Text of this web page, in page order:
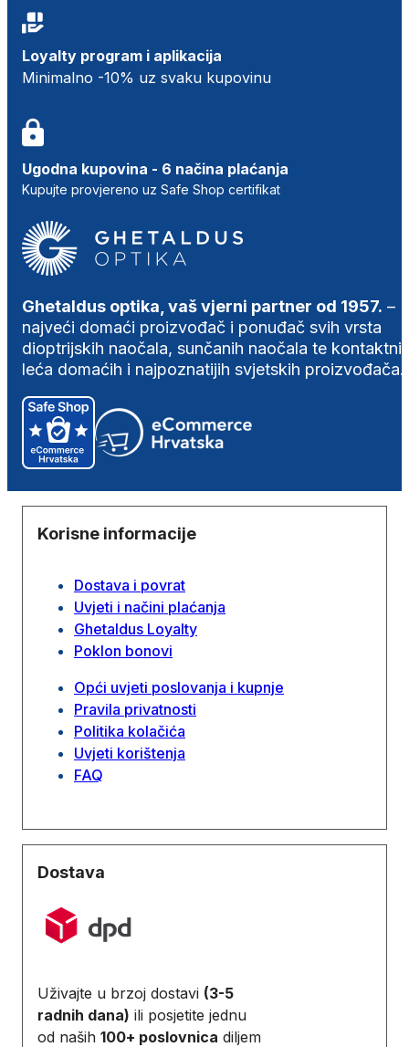
Loyalty program i aplikacija
Minimalno -10% uz svaku kupovinu
Ugodna kupovina - 6 načina plaćanja
Kupujte provjereno uz Safe Shop certifikat
Ghetaldus optika, vaš vjerni partner od 1957. –
najveći domaći proizvođač i ponuđač svih vrsta
dioptrijskih naočala, sunčanih naočala te
leća domaćih i najpoznatijih svjetskih proizvođača.
Korisne informacije
Dostava i povrat
Uvjeti i načini plaćanja
Ghetaldus Loyalty
Poklon bonovi
Opći uvjeti poslovanja i kupnje
Pravila privatnosti
Politika kolačića
Uvjeti korištenja
FAQ
Dostava
Uživajte u brzoj dostavi (3-5
radnih dana) ili posjetite jednu
od naših 100+ poslovnica diljem